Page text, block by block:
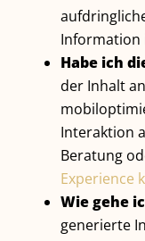
Information
Habe ich
der Inhalt
Interaktion
Beratung
Experience
Wie gehe
generierte